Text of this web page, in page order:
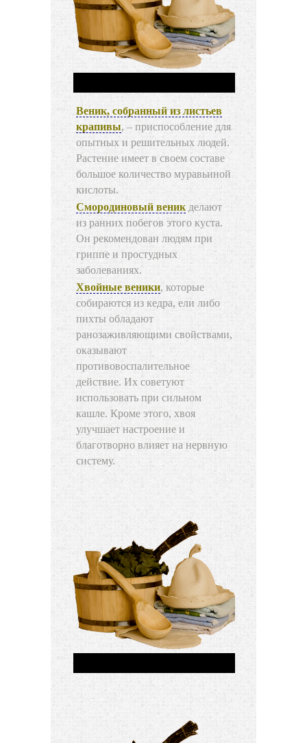
Веник, собранный из листьев
крапивы, – приспособление для
опытных и решительных людей.
Растение имеет в своем составе
большое количество муравьиной
кислоты.
Смородиновый веник делают
из ранних побегов этого куста.
Он рекомендован людям при
гриппе и простудных
заболеваниях.
Хвойные веники, которые
собираются из кедра, ели либо
пихты обладают
ранозаживляющими свойствами,
оказывают
противовоспалительное
действие. Их советуют
использовать при сильном
кашле. Кроме этого, хвоя
улучшает настроение и
благотворно влияет на нервную
систему.